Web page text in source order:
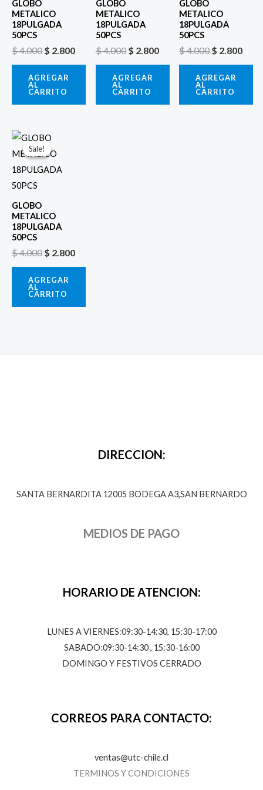
GLOBO
METALICO
18PULGADA
50PCS
$4.000 $ 2.800
AGREGAR
AL
CARRITO
GLOBO
METALICO
18PULGADA
50PCS
$4.000 $ 2.800
AGREGAR
AL
CARRITO
GLOBO
METALICO
18PULGADA
50PCS
$4.000$ 2.800
AGREGAR
AL
CARRITO
Sale!
Sale!
GLOBO
METALICO
18PULGADA
50PCS
$4.000
El
precio
original
era:
$ 2.800
AGREGAR
AL
CARRITO
DIRECCION:
SANTA BERNARDITA 12005 BODEGA A3,SAN BERNARDO
MEDIOS DE PAGO
HORARIO DE ATENCION:
LUNES A VIERNES:09:30-14:30, 15:30-17:00
SABADO:09:30-14:30 , 15:30-16:00
DOMINGO Y FESTIVOS CERRADO
CORREOS PARA CONTACTO:
ventas@utc-chile.cl
TERMINOS Y CONDICIONES